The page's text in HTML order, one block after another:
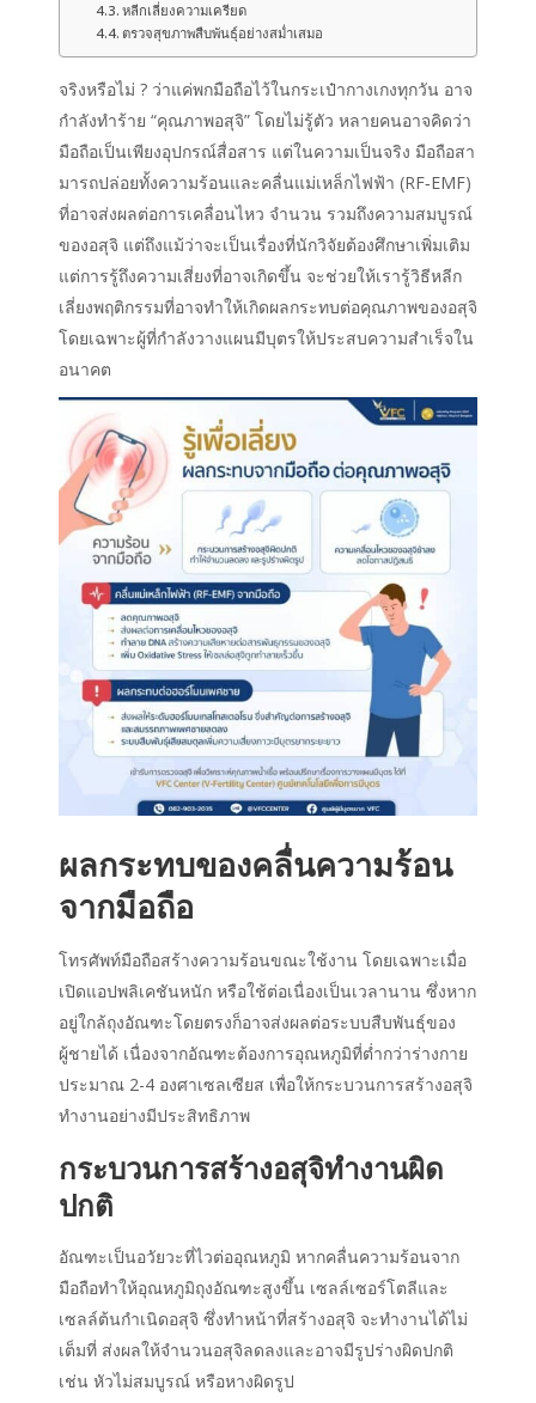
หลีกเลี่ยงความเครียด
ตรวจสุขภาพสืบพันธุ์อย่างสม่ำเสมอ
จริงหรือไม่ ? ว่าแค่พกมือถือไว้ในกระเป๋ากางเกงทุกวัน อาจ
กำลังทำร้าย “คุณภาพอสุจิ” โดยไม่รู้ตัว หลายคนอาจคิดว่า
มือถือเป็นเพียงอุปกรณ์สื่อสาร แต่ในความเป็นจริง มือถือสา
มารถปล่อยทั้งความร้อนและคลื่นแม่เหล็กไฟฟ้า (RF‑EMF)
ที่อาจส่งผลต่อการเคลื่อนไหว จำนวน รวมถึงความสมบูรณ์
ของอสุจิ แต่ถึงแม้ว่าจะเป็นเรื่องที่นักวิจัยต้องศึกษาเพิ่มเติม
แต่การรู้ถึงความเสี่ยงที่อาจเกิดขึ้น จะช่วยให้เรารู้วิธีหลีก
เลี่ยงพฤติกรรมที่อาจทำให้เกิดผลกระทบต่อคุณภาพของอสุจิ
โดยเฉพาะผู้ที่กำลังวางแผนมีบุตรให้ประสบความสำเร็จใน
อนาคต
ผลกระทบของคลื่นความร้อน
จากมือถือ
โทรศัพท์มือถือสร้างความร้อนขณะใช้งาน โดยเฉพาะเมื่อ
เปิดแอปพลิเคชันหนัก หรือใช้ต่อเนื่องเป็นเวลานาน ซึ่งหาก
อยู่ใกล้ถุงอัณฑะโดยตรงก็อาจส่งผลต่อระบบสืบพันธุ์ของ
ผู้ชายได้ เนื่องจากอัณฑะต้องการอุณหภูมิที่ต่ำกว่าร่างกาย
ประมาณ 2-4 องศาเซลเซียส เพื่อให้กระบวนการสร้างอสุจิ
ทำงานอย่างมีประสิทธิภาพ
กระบวนการสร้างอสุจิทำงานผิด
ปกติ
อัณฑะเป็นอวัยวะที่ไวต่ออุณหภูมิ หากคลื่นความร้อนจาก
มือถือทำให้อุณหภูมิถุงอัณฑะสูงขึ้น เซลล์เซอร์โตลีและ
เซลล์ต้นกำเนิดอสุจิ ซึ่งทำหน้าที่สร้างอสุจิ จะทำงานได้ไม่
เต็มที่ ส่งผลให้จำนวนอสุจิลดลงและอาจมีรูปร่างผิดปกติ
เช่น หัวไม่สมบูรณ์ หรือหางผิดรูป